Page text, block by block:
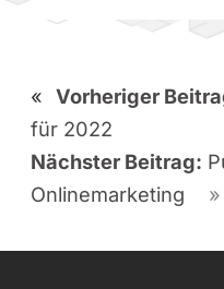
« Vorheriger
für 2022
Nächster Beitrag:
Onlinemarketing
»